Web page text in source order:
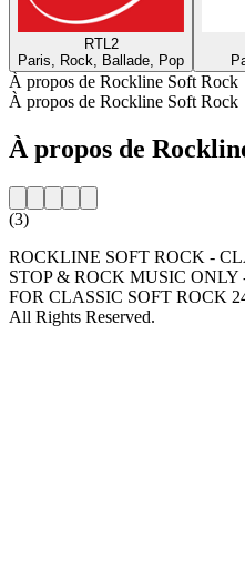
RTL2
Paris, Rock, Ballade, Pop
À propos de Rockline Soft Rock
À propos de Rockline Soft Rock
À propos de
(3)
ROCKLINE SOFT ROCK -
STOP & ROCK MUSIC
FOR CLASSIC SOFT ROCK
All Rights Reserved.